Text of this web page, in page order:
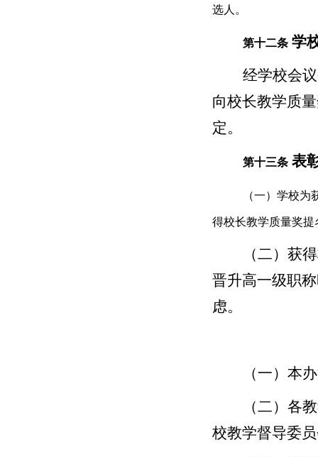
选人。
第十二条 学
经学校会
向校长教学质
定。
第十三条 表
（一）学校
得校长教学质量奖提
（二）获
晋升高一级职
虑。
（一）本
（二）各
校教学督导委